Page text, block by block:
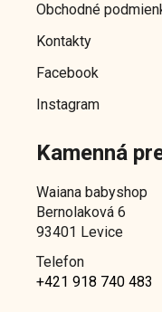
Obchodné
Kontakty
Facebook
Instagram
Kamenná
Waiana babyshop
Bernolaková 6
93401 Levice
Telefon
+421 918 740 483